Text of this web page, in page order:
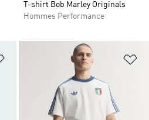
T-shirt Bob Marley Originals
Hommes Performance
Ajouter à la Liste de produits